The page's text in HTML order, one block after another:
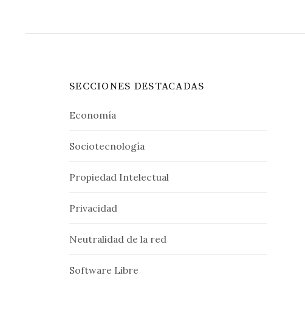
SECCIONES DESTACADAS
Economía
Sociotecnología
Propiedad Intelectual
Privacidad
Neutralidad de la red
Software Libre